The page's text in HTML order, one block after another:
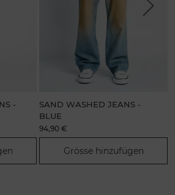
-
SAND WASHED JEANS -
BLUE
94,90 €
Grösse hinzufügen
Next